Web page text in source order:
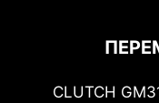
CLUTCH